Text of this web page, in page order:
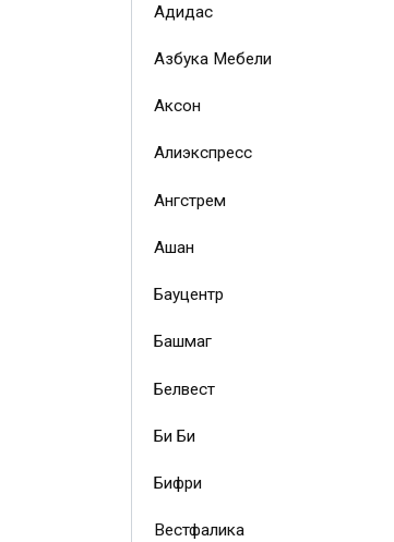
Адидас
Азбука Мебели
Аксон
Алиэкспресс
Ангстрем
Ашан
Бауцентр
Башмаг
Белвест
Би Би
Бифри
Вестфалика